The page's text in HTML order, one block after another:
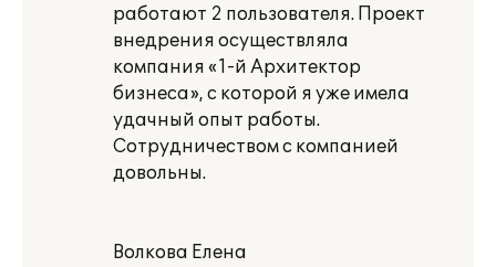
работают 2 пользователя. Проект
внедрения осуществляла
компания «1-й Архитектор
бизнеса», с которой я уже имела
удачный опыт работы.
Сотрудничеством с компанией
довольны.
Волкова Елена